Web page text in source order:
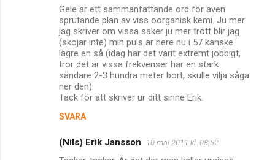
Gele är ett sammanfattande ord för även
sprutande plan av viss oorganisk kemi. Ju mer
jag skriver om vissa saker ju mer trött blir jag
(skojar inte) min puls är nere nu i 57 kanske
lägre en så (idag har det varit extremt jobbigt,
tror det är vissa frekvenser har en stark
sändare 2-3 hundra meter bort, skulle vilja såga
ner den).
Tack för att skriver ur ditt sinne Erik.
SVARA
(Nils) Erik Jansson 10 maj 2011 kl. 08:52